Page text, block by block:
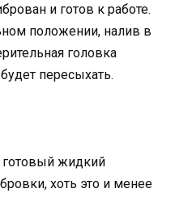
и готов к работе.
положении, налив в
головка
пересыхать.
жидкий
хоть это и менее